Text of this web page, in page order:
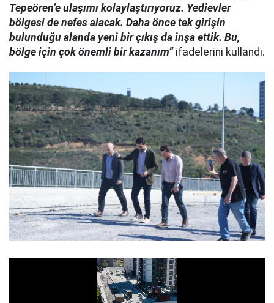
Tepeören’e ulaşımı kolaylaştırıyoruz. Yedievler
bölgesi de nefes alacak. Daha önce tek girişin
bulunduğu alanda yeni bir çıkış da inşa ettik. Bu,
bölge için çok önemli bir kazanım”ifadelerini kullandı.